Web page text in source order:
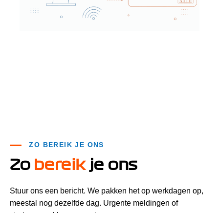
ZO BEREIK JE ONS
Zo bereikje ons
Stuur ons een bericht. We pakken het op werkdagen op,
meestal nog dezelfde dag. Urgente meldingen of